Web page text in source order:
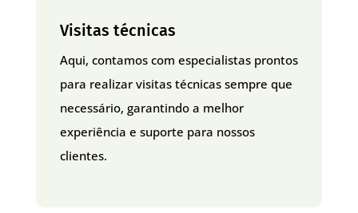
Visitas técnicas
Aqui, contamos com especialistas prontos
para realizar visitas técnicas sempre que
necessário, garantindo a melhor
experiência e suporte para nossos
clientes.